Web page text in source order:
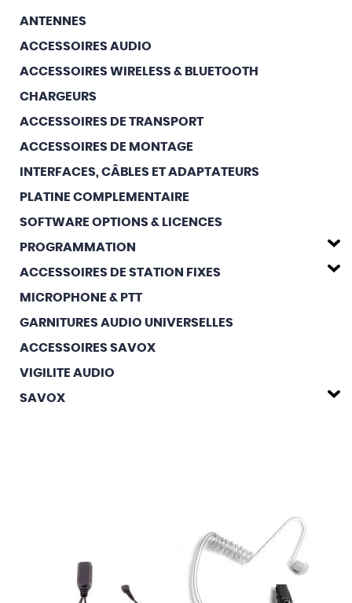
ANTENNES
ACCESSOIRES AUDIO
ACCESSOIRES WIRELESS & BLUETOOTH
CHARGEURS
ACCESSOIRES DE TRANSPORT
ACCESSOIRES DE MONTAGE
INTERFACES, CÂBLES ET ADAPTATEURS
PLATINE COMPLEMENTAIRE
SOFTWARE OPTIONS & LICENCES
PROGRAMMATION
ACCESSOIRES DE STATION FIXES
MICROPHONE & PTT
GARNITURES AUDIO UNIVERSELLES
ACCESSOIRES SAVOX
VIGILITE AUDIO
SAVOX